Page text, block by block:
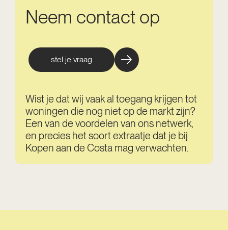
Neem contact op
stel je vraag
Wist je dat wij vaak al toegang krijgen tot
woningen die nog niet op de markt zijn?
Een van de voordelen van ons netwerk,
en precies het soort extraatje dat je bij
Kopen aan de Costa mag verwachten.